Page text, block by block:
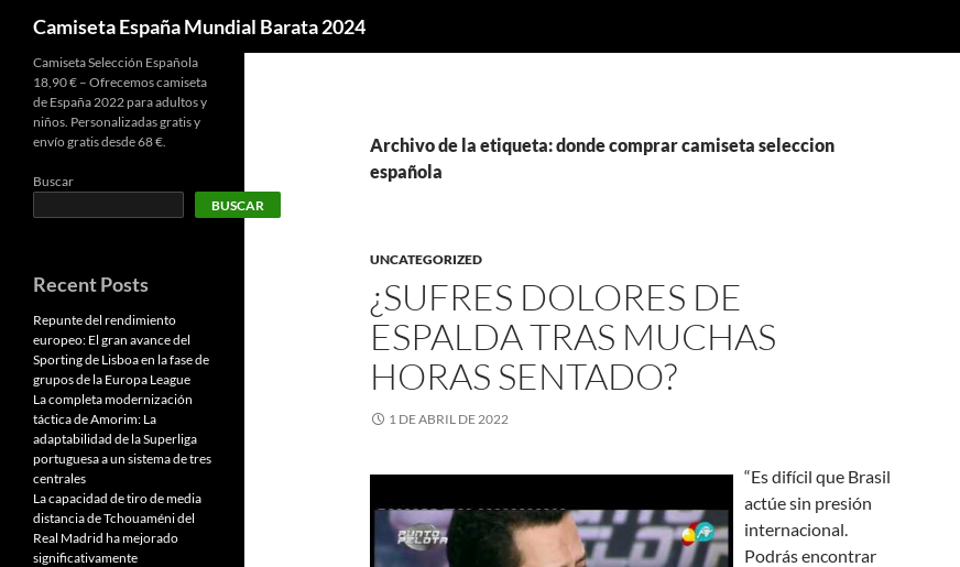
Camiseta España Mundial Barata 2024
Archivo de la etiqueta: donde comprar camiseta seleccion
española
UNCATEGORIZED
¿SUFRES DOLORES DE
ESPALDA TRAS MUCHAS
HORAS SENTADO?
1 DE ABRIL DE 2022
“Es difícil que Brasil
actúe sin presión
internacional.
Podrás encontrar
Camiseta Selección Española
18,90 € – Ofrecemos camiseta
de España 2022 para adultos y
niños. Personalizadas gratis y
envío gratis desde 68 €.
Buscar
BUSCAR
Recent Posts
Repunte del rendimiento
europeo: El gran avance del
Sporting de Lisboa en la fase de
grupos de la Europa League
La completa modernización
táctica de Amorim: La
adaptabilidad de la Superliga
portuguesa a un sistema de tres
centrales
La capacidad de tiro de media
distancia de Tchouaméni del
Real Madrid ha mejorado
significativamente